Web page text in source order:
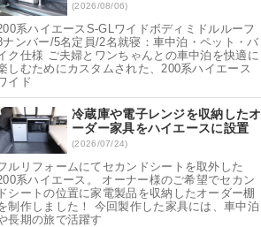
(2026/08/06)
系ハイエースS-GLワイドボディミドルルーフ
ナンバー/5名定員/2名就寝：車中泊・ペット・バ
ク仕様 ご夫婦とワンちゃんとの車中泊を快適に
しむためにカスタムされた、200系ハイエース
イド
冷蔵庫や電子レンジを収納したオ
ーダー家具をハイエースに設置
(2026/07/24)
ルリフォームにてセカンドシートを取外した
系ハイエース。 オーナー様のご希望でセカン
ドシートの位置に家電製品を収納したオーダー棚
制作しました！ 今回製作した家具には、車中泊
長期の旅で活躍す